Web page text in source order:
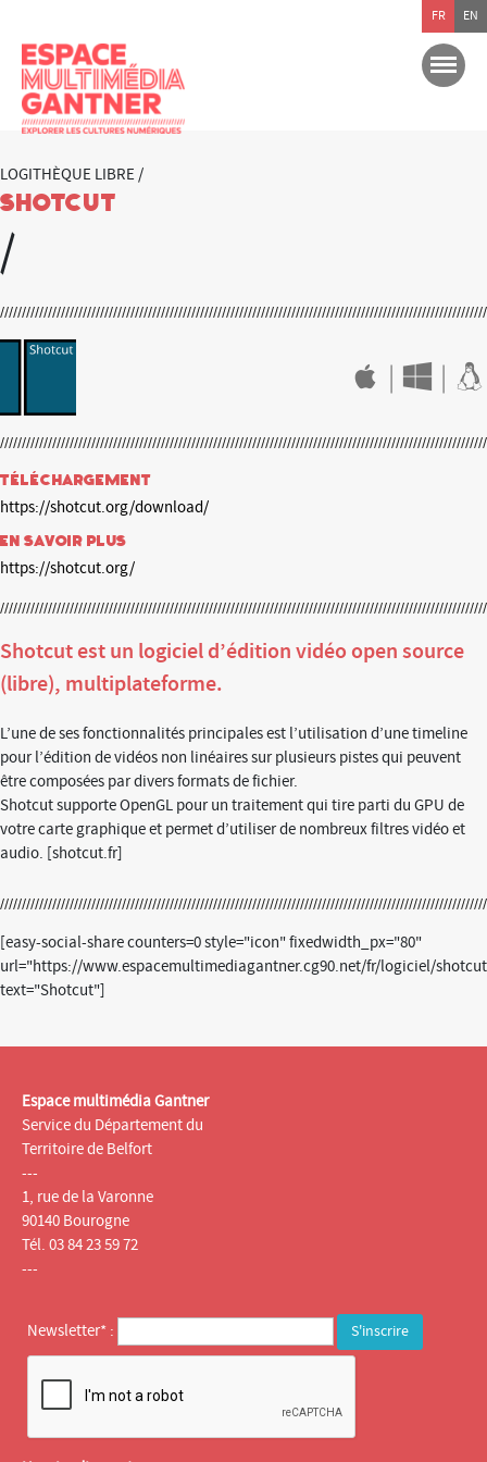
LOGITHÈQUE LIBRE /
Shotcut
/
| |
Téléchargement
https://shotcut.org/download/
En savoir plus
https://shotcut.org/
Shotcut est un logiciel d’édition vidéo open source
(libre), multiplateforme.
L’une de ses fonctionnalités principales est l’utilisation d’une timeline
pour l’édition de vidéos non linéaires sur plusieurs pistes qui peuvent
être composées par divers formats de fichier.
Shotcut supporte OpenGL pour un traitement qui tire parti du GPU de
votre carte graphique et permet d’utiliser de nombreux filtres vidéo et
audio. [shotcut.fr]
[easy-social-share counters=0 style="icon" fixedwidth_px="80"
url="https://www.espacemultimediagantner.cg90.net/fr/logiciel/
text="Shotcut"]
Espace multimédia Gantner
Service du Département du
Territoire de Belfort
---
1, rue de la Varonne
90140 Bourogne
Tél. 03 84 23 59 72
---
Newsletter* :
FR EN